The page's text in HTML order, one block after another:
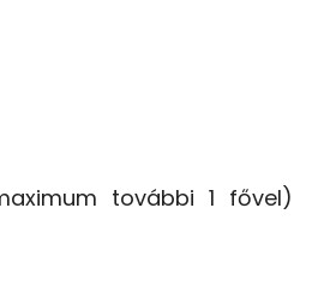
további 1 fővel)